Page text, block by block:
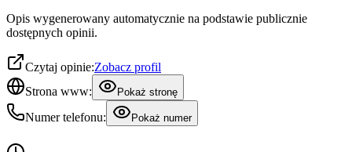
Opis wygenerowany automatycznie na podstawie publicznie
dostępnych opinii.
Czytaj opinie:Zobacz profil
Strona www:
Pokaż stronę
Numer telefonu: Pokaż numer